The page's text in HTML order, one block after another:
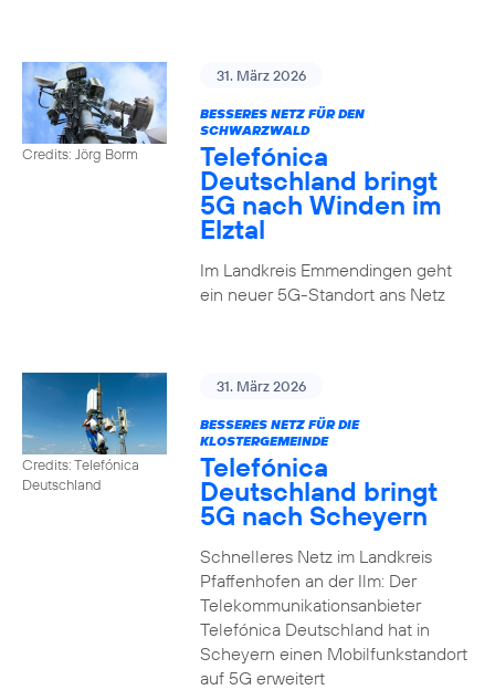
Credits: Jörg Borm
31. März 2026
BESSERES NETZ FÜR DEN
SCHWARZWALD
Telefónica
Deutschland bringt
5G nach Winden im
Elztal
Im Landkreis Emmendingen geht
ein neuer 5G-Standort ans Netz
Credits: Telefónica
Deutschland
31. März 2026
BESSERES NETZ FÜR DIE
KLOSTERGEMEINDE
Telefónica
Deutschland bringt
5G nach Scheyern
Schnelleres Netz im Landkreis
Pfaffenhofen an der Ilm: Der
Telekommunikationsanbieter
Telefónica Deutschland hat in
Scheyern einen Mobilfunkstandort
auf 5G erweitert